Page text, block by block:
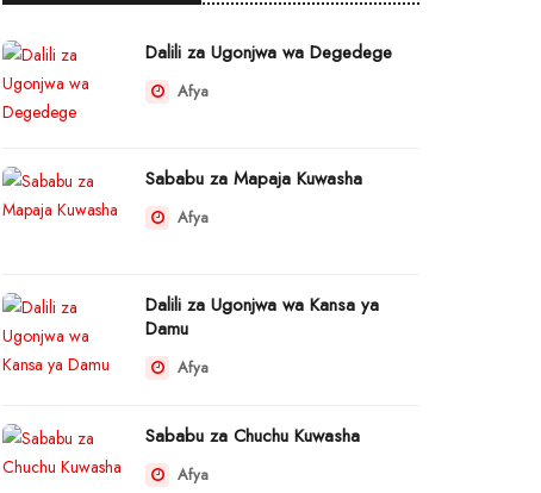
Dalili za Ugonjwa wa Degedege
Afya
Sababu za Mapaja Kuwasha
Afya
Dalili za Ugonjwa wa Kansa ya
Damu
Afya
Sababu za Chuchu Kuwasha
Afya